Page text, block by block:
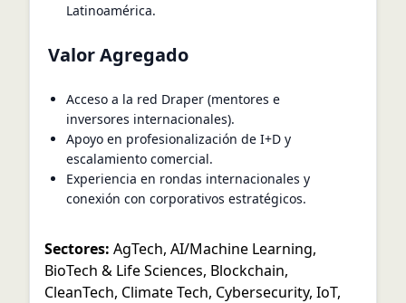
Latinoamérica.
Valor Agregado
Acceso a la red Draper (mentores e
inversores internacionales).
Apoyo en profesionalización de I+D y
escalamiento comercial.
Experiencia en rondas internacionales y
conexión con corporativos estratégicos.
Sectores: AgTech, AI/Machine Learning,
BioTech & Life Sciences, Blockchain,
CleanTech, Climate Tech, Cybersecurity, IoT,